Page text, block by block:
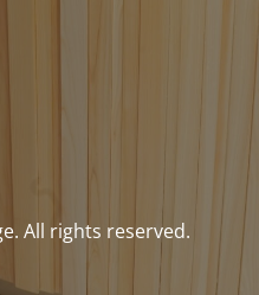
All rights reserved.